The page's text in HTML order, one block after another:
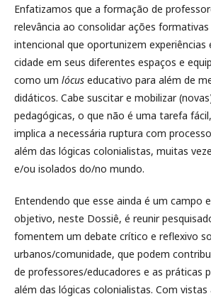
Enfatizamos que a formação de
relevância ao consolidar ações
intencional que oportunizem experiências
cidade em seus diferentes espaços e
como um lócus educativo para além de
didáticos. Cabe suscitar e mobilizar
pedagógicas, o que não é uma tarefa
implica a necessária ruptura com
além das lógicas colonialistas, muitas
e/ou isolados do/no mundo.
Entendendo que esse ainda é um campo
objetivo, neste Dossiê, é reunir
fomentem um debate crítico e reflexivo
urbanos/comunidade, que podem
de professores/educadores e as práticas
além das lógicas colonialistas. Com